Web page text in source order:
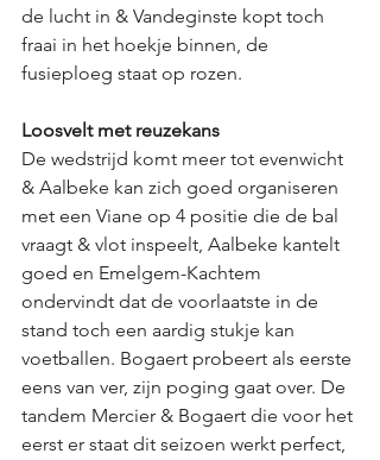
de lucht in & Vandeginste kopt toch
fraai in het hoekje binnen, de
fusieploeg staat op rozen.
Loosvelt met reuzekans
De wedstrijd komt meer tot evenwicht
& Aalbeke kan zich goed organiseren
met een Viane op 4 positie die de bal
vraagt & vlot inspeelt, Aalbeke kantelt
goed en Emelgem-Kachtem
ondervindt dat de voorlaatste in de
stand toch een aardig stukje kan
voetballen. Bogaert probeert als eerste
eens van ver, zijn poging gaat over. De
tandem Mercier & Bogaert die voor het
eerst er staat dit seizoen werkt perfect,